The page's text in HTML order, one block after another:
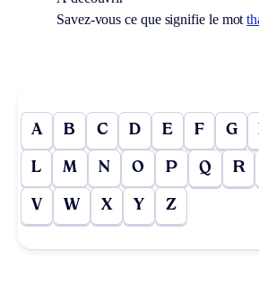
Savez-vous ce que signifie le mot
A B C D E F G
L M N O P Q R
V W X Y Z